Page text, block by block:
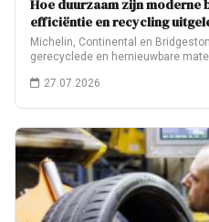
Hoe duurzaam zijn moderne
efficiëntie en recycling
Michelin, Continental en
gerecyclede en hernieuwbare
27.07.2026